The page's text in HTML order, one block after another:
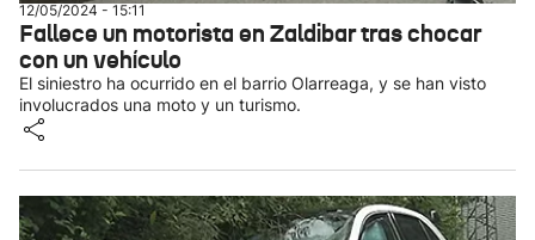
12/05/2024 - 15:11
Fallece un motorista en Zaldibar tras chocar
con un vehículo
El siniestro ha ocurrido en el barrio Olarreaga, y se han visto
involucrados una moto y un turismo.